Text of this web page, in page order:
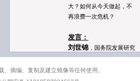
大？如何从今天做起，不
再浪费一次危机？
发言：
刘世锦 ，国务院发展研究
中心副主任
李扬，中国社会科学院副
院长、学部委员
摘编、复制及建立镜像等任何使用。